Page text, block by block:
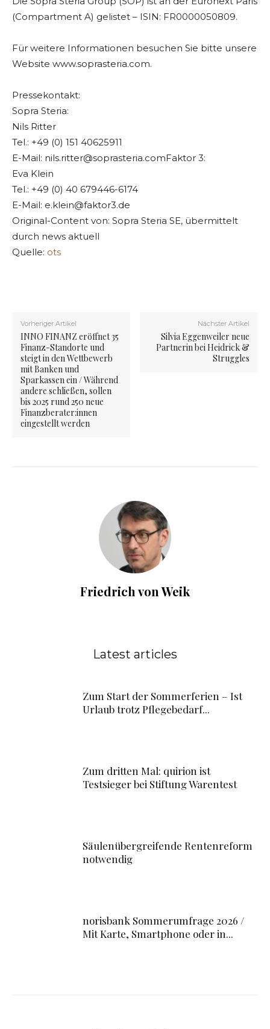
(Compartment A) gelistet – ISIN: FR0000050809.
Für weitere Informationen besuchen Sie bitte unsere
Website www.soprasteria.com.
Pressekontakt:
Sopra Steria:
Nils Ritter
Tel.: +49 (0) 151 40625911
E-Mail: nils.ritter@soprasteria.comFaktor 3:
Eva Klein
Tel.: +49 (0) 40 679446-6174
E-Mail: e.klein@faktor3.de
Original-Content von: Sopra Steria SE, übermittelt
durch news aktuell
Quelle: ots
Vorheriger Artikel
INNO FINANZ eröffnet 35
Finanz-Standorte und
steigt in den Wettbewerb
mit Banken und
Sparkassen ein / Während
andere schließen, sollen
bis 2025 rund 250 neue
Finanzberater:innen
eingestellt werden
Nächster Artikel
Silvia Eggenweiler neue
Partnerin bei Heidrick &
Struggles
Friedrich von Weik
Latest articles
Zum Start der Sommerferien – Ist
Urlaub trotz Pflegebedarf...
Zum dritten Mal: quirion ist
Testsieger bei Stiftung Warentest
Säulenübergreifende Rentenreform
notwendig
norisbank Sommerumfrage 2026 /
Mit Karte, Smartphone oder in...